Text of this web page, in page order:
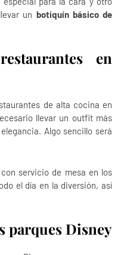
un botiquín básico de
en
de alta cocina en
llevar un outfit más
Algo sencillo será
servicio de mesa en los
el día en la diversión, así
parques Disney